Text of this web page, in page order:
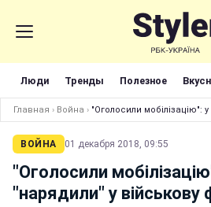
Люди Тренды Полезное
Главная › Война › "Оголосили мобілізацію":
ВОЙНА 01 декабря 2018, 09:55
"Оголосили
"нарядили" у військову